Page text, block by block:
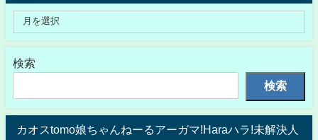
検索
検索
カオスtomo娘ちゃんねーるアーガマ!Haraハラ!未解決人